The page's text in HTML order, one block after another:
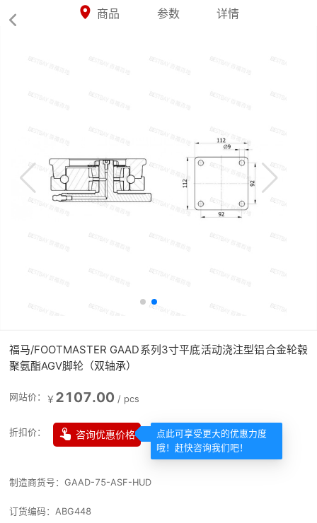

 商品 参数 详情
福马/FOOTMASTER GAAD系列3寸平底活动浇注型铝合金轮毂
聚氨酯AGV脚轮（双轴承）
网站价： ￥ 2107.00 / pcs
折扣价：  咨询优惠价格
点此可享受更大的优惠力度
哦！赶快咨询我们吧！
制造商货号： GAAD-75-ASF-HUD
订货编码： ABG448